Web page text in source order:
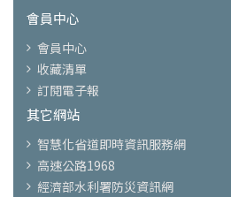
會員中心
會員中心
收藏清單
訂閱電子報
其它網站
智慧化省道即時資訊服務網
高速公路1968
經濟部水利署防災資訊網